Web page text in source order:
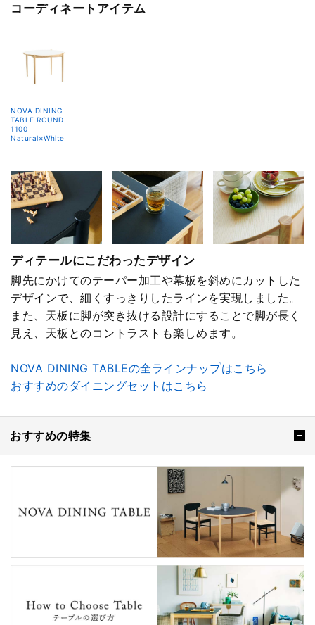
コーディネートアイテム
NOVA DINING
TABLE ROUND
1100
Natural×White
ディテールにこだわったデザイン
脚先にかけてのテーパー加工や幕板を斜めにカットした
デザインで、細くすっきりしたラインを実現しました。
また、天板に脚が突き抜ける設計にすることで脚が長く
見え、天板とのコントラストも楽しめます。
NOVA DINING TABLEの全ラインナップはこちら
おすすめのダイニングセットはこちら
おすすめの特集